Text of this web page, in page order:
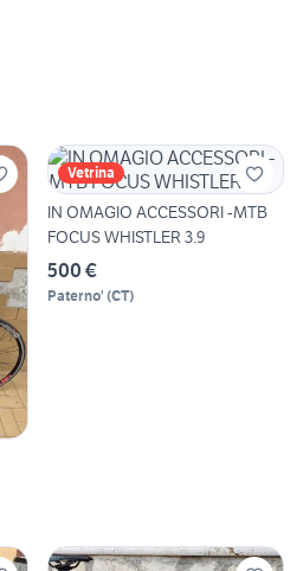
Vetrina
IN OMAGIO ACCESSORI -MTB
FOCUS WHISTLER 3.9
500 €
Paterno' (CT)